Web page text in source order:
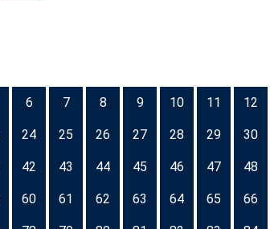
6 7 8 9 10 11 12
24 25 26 27 28 29 30
42 43 44 45 46 47 48
60 61 62 63 64 65 66